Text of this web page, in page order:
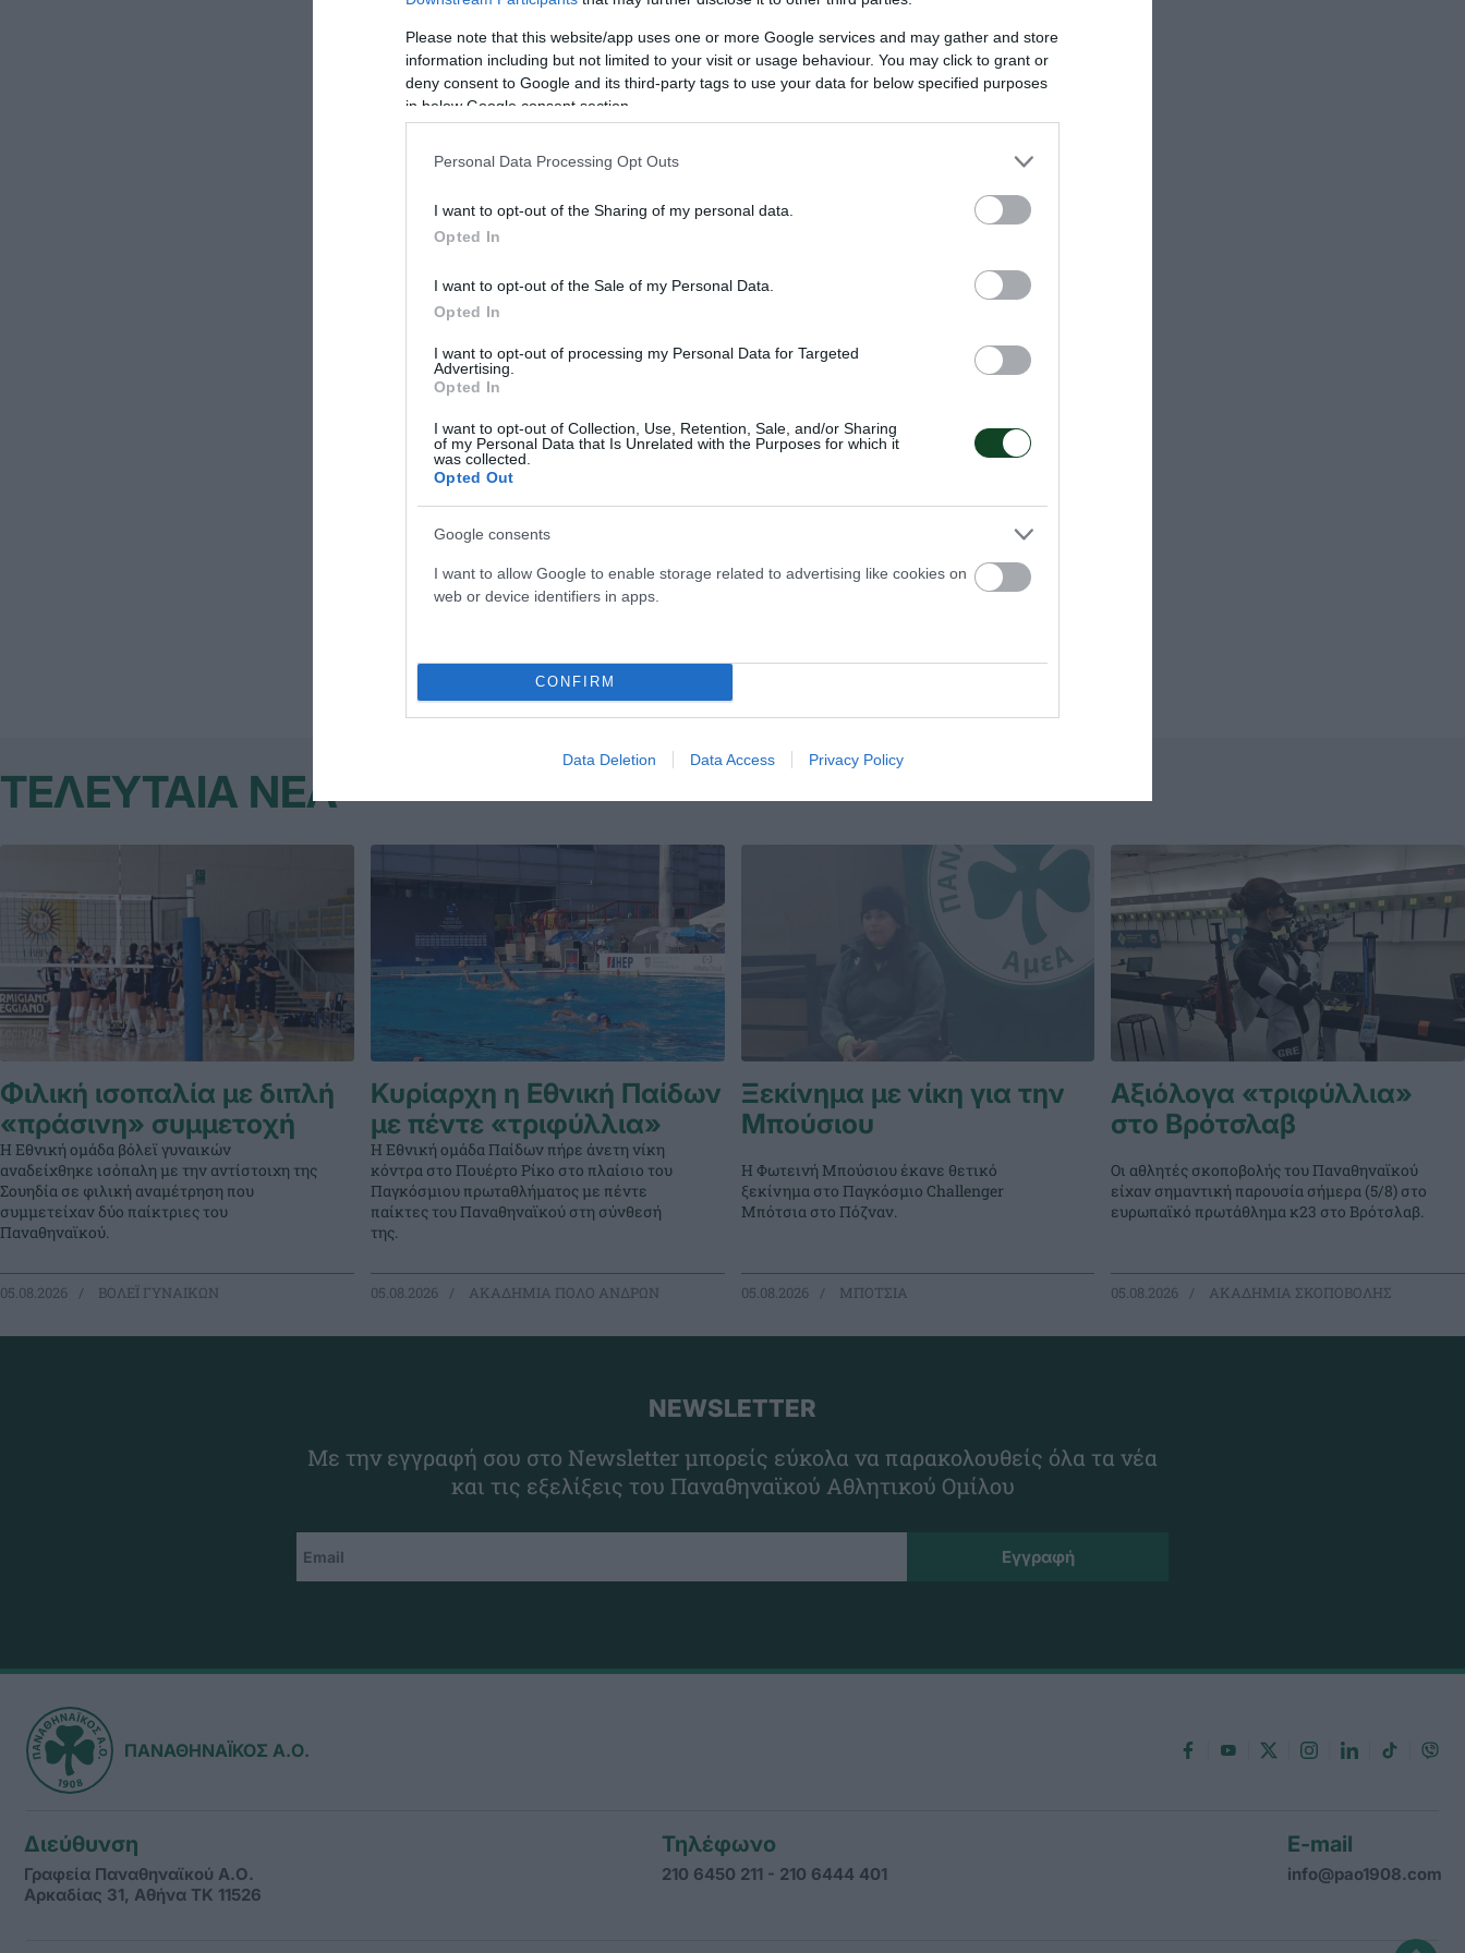
Please note that this website/app uses one or more Google services and may gather and store
information including but not limited to your visit or usage behaviour. You may click to grant or
deny consent to Google and its third-party tags to use your data for below specified purposes
in below Google consent section.
Personal Data Processing Opt Outs
I want to opt-out of the Sharing of my personal data.
Opted In
I want to opt-out of the Sale of my Personal Data.
Opted In
I want to opt-out of processing my Personal Data for Targeted
Advertising.
Opted In
I want to opt-out of Collection, Use, Retention, Sale, and/or Sharing
of my Personal Data that Is Unrelated with the Purposes for which it
was collected.
Opted Out
Google consents
I want to allow Google to enable storage related to advertising like cookies on
web or device identifiers in apps.
CONFIRM
Data Deletion Data Access Privacy Policy
ΤΕΛΕΥΤΑΙΑ ΝΕΑ
Φιλική ισοπαλία με διπλή
«πράσινη» συμμετοχή
Η Εθνική ομάδα βόλεϊ γυναικών
αναδείχθηκε ισόπαλη με την αντίστοιχη της
Σουηδία σε φιλική αναμέτρηση που
συμμετείχαν δύο παίκτριες του
Παναθηναϊκού.
05.08.2026 ΒΟΛΕΪ ΓΥΝΑΙΚΩΝ
Κυρίαρχη η Εθνική Παίδων
με πέντε «τριφύλλια»
Η Εθνική ομάδα Παίδων πήρε άνετη νίκη
κόντρα στο Πουέρτο Ρίκο στο πλαίσιο του
Παγκόσμιου πρωταθλήματος με πέντε
παίκτες του Παναθηναϊκού στη σύνθεσή
της.
05.08.2026 ΑΚΑΔΗΜΙΑ ΠΟΛΟ ΑΝΔΡΩΝ
Ξεκίνημα με νίκη για την
Μπούσιου
Η Φωτεινή Μπούσιου έκανε θετικό
ξεκίνημα στο Παγκόσμιο Challenger
Μπότσια στο Πόζναν.
05.08.2026 ΜΠΟΤΣΙΑ
Αξιόλογα «τριφύλλια»
στο Βρότσλαβ
Οι αθλητές σκοποβολής του Παναθηναϊκού
είχαν σημαντική παρουσία σήμερα (5/8) στο
ευρωπαϊκό πρωτάθλημα κ23 στο Βρότσλαβ.
05.08.2026 ΑΚΑΔΗΜΙΑ ΣΚΟΠΟΒΟΛΗΣ
NEWSLETTER
Με την εγγραφή σου στο Newsletter μπορείς εύκολα να παρακολουθείς όλα τα νέα
και τις εξελίξεις του Παναθηναϊκού Αθλητικού Ομίλου
ΠΑΝΑΘΗΝΑΪΚΟΣ Α.Ο.
Διεύθυνση
Γραφεία Παναθηναϊκού Α.Ο.
Αρκαδίας 31, Αθήνα ΤΚ 11526
Τηλέφωνο
210 6450 211 - 210 6444 401
E-mail
info@pao1908.com